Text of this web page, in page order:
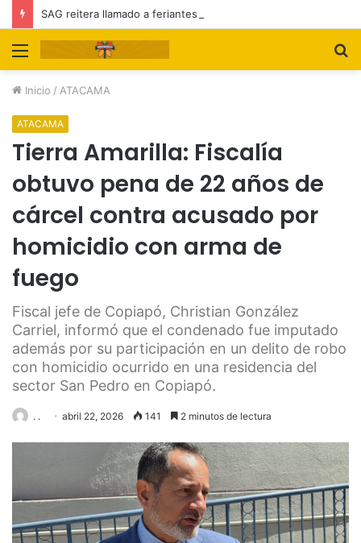
Menú
Inicio / ATACAMA
ATACAMA
Tierra Amarilla: Fiscalía
obtuvo pena de 22 años de
cárcel contra acusado por
homicidio con arma de
fuego
Fiscal jefe de Copiapó, Christian González
Carriel, informó que el condenado fue imputado
además por su participación en un delito de robo
con homicidio ocurrido en una residencia del
sector San Pedro en Copiapó.
. . abril 22, 2026 141 2 minutos de lectura